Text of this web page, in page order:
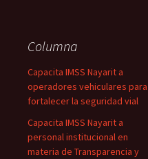
Columna
Capacita IMSS Nayarit a
operadores vehiculares para
fortalecer la seguridad vial
Capacita IMSS Nayarit a
personal institucional en
materia de Transparencia y